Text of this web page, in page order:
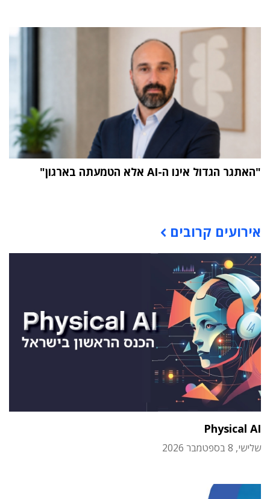
"האתגר הגדול אינו ה-AI אלא הטמעתה בארגון"
אירועים קרובים
Physical AI
שלישי, 8 בספטמבר 2026